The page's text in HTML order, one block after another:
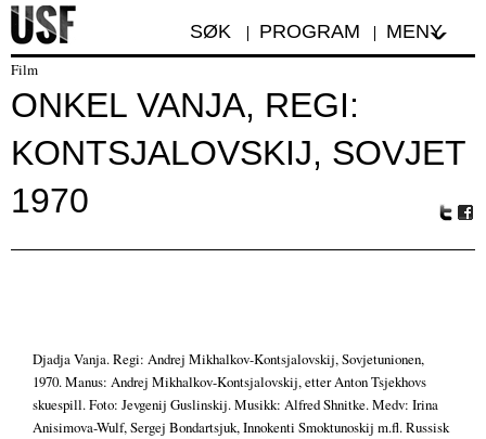
SØK PROGRAM MENY
Film
ONKEL VANJA, REGI:
KONTSJALOVSKIJ, SOVJET
1970
Djadja Vanja. Regi: Andrej Mikhalkov-Kontsjalovskij, Sovjetunionen,
1970. Manus: Andrej Mikhalkov-Kontsjalovskij, etter Anton Tsjekhovs
skuespill. Foto: Jevgenij Guslinskij. Musikk: Alfred Shnitke. Medv: Irina
Anisimova-Wulf, Sergej Bondartsjuk, Innokenti Smoktunoskij m.fl. Russisk